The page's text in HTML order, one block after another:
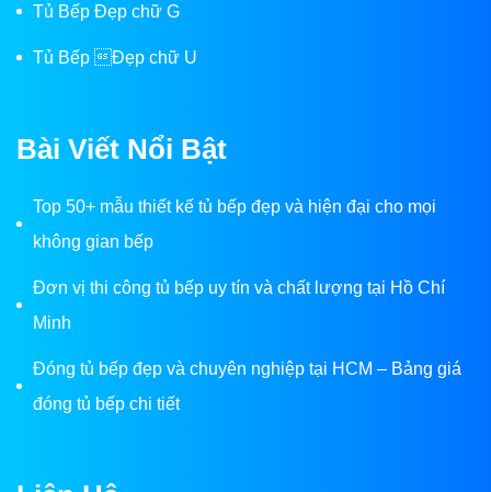
Tủ Bếp Đẹp chữ G
Tủ Bếp Đẹp chữ U
Bài Viết Nổi Bật
Top 50+ mẫu thiết kế tủ bếp đẹp và hiện đại cho mọi
không gian bếp
Đơn vị thi công tủ bếp uy tín và chất lượng tại Hồ Chí
Minh
Đóng tủ bếp đẹp và chuyên nghiệp tại HCM – Bảng giá
đóng tủ bếp chi tiết